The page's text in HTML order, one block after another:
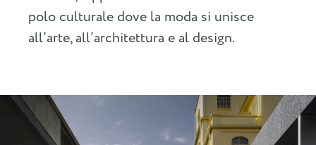
polo culturale dove la moda si unisce
all’arte, all’architettura e al design.